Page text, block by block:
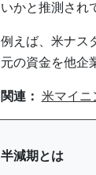
いかと推測され
例えば、米ナス
元の資金を他企
関連： 米マイニ
半減期とは